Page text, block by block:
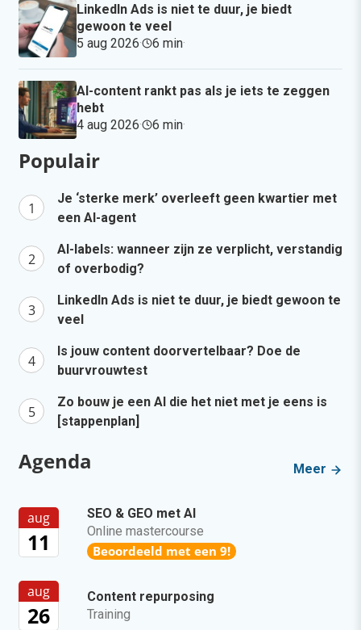
LinkedIn Ads is niet te duur, je biedt
gewoon te veel
5 aug 2026· 6 min·
AI-content rankt pas als je iets te zeggen
hebt
4 aug 2026· 6 min·
Populair
Je ‘sterke merk’ overleeft geen kwartier met
een AI-agent
AI-labels: wanneer zijn ze verplicht, verstandig
of overbodig?
LinkedIn Ads is niet te duur, je biedt gewoon te
veel
Is jouw content doorvertelbaar? Doe de
buurvrouwtest
Zo bouw je een AI die het niet met je eens is
[stappenplan]
Agenda Meer
aug
11
SEO & GEO met AI
Online mastercourse
Beoordeeld met een 9!
aug
26
Content repurposing
Training